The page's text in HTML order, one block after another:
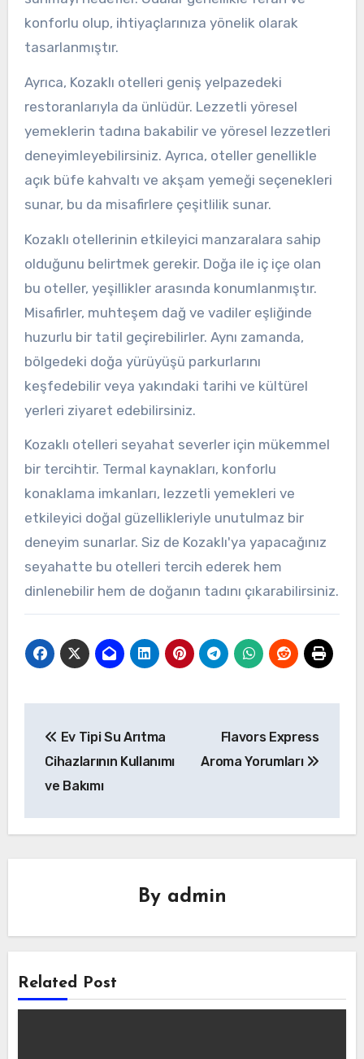
konforlu olup, ihtiyaçlarınıza yönelik olarak
tasarlanmıştır.
Ayrıca, Kozaklı otelleri geniş yelpazedeki
restoranlarıyla da ünlüdür. Lezzetli yöresel
yemeklerin tadına bakabilir ve yöresel lezzetleri
deneyimleyebilirsiniz. Ayrıca, oteller genellikle
açık büfe kahvaltı ve akşam yemeği seçenekleri
sunar, bu da misafirlere çeşitlilik sunar.
Kozaklı otellerinin etkileyici manzaralara sahip
olduğunu belirtmek gerekir. Doğa ile iç içe olan
bu oteller, yeşillikler arasında konumlanmıştır.
Misafirler, muhteşem dağ ve vadiler eşliğinde
huzurlu bir tatil geçirebilirler. Aynı zamanda,
bölgedeki doğa yürüyüşü parkurlarını
keşfedebilir veya yakındaki tarihi ve kültürel
yerleri ziyaret edebilirsiniz.
Kozaklı otelleri seyahat severler için mükemmel
bir tercihtir. Termal kaynakları, konforlu
konaklama imkanları, lezzetli yemekleri ve
etkileyici doğal güzellikleriyle unutulmaz bir
deneyim sunarlar. Siz de Kozaklı'ya yapacağınız
seyahatte bu otelleri tercih ederek hem
dinlenebilir hem de doğanın tadını çıkarabilirsiniz.
gezinmesi
Ev Tipi Su Arıtma
Cihazlarının Kullanımı
ve Bakımı
Flavors Express
Aroma Yorumları
By admin
Related Post